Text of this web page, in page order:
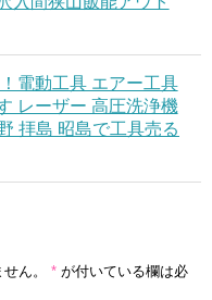
電動工具 エアー工具
レーザー 高圧洗浄機
拝島 昭島で工具売る
ん。 * が付いている欄は必